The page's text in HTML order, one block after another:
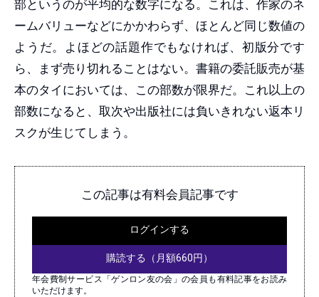
部というのが平均的な数字になる。これは、作家のネ
ームバリューなどにかかわらず、ほとんど同じ数値の
ようだ。よほどの話題作でもなければ、初版分です
ら、まず売り切れることはない。書籍の委託販売が基
本のタイにおいては、この部数が限界だ。これ以上の
部数になると、取次や出版社には負いきれない返本リ
スクが生じてしまう。
この記事は有料会員記事です
ログインする
購読する（月額660円）
年会費制サービス「ゲンロン友の会」の会員も有料記事をお読み
いただけます。